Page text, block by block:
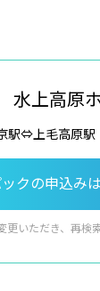
上高原
駅⇔上毛高原駅
クの申込み
いただき、 再検